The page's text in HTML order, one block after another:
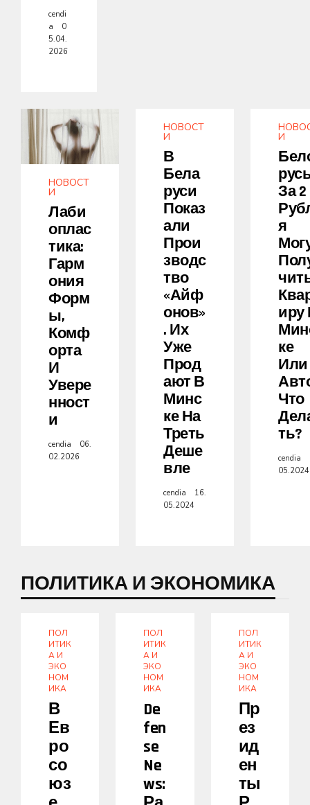
cendi
a
0
5.04.
2026
НОВОСТ
И
Лаби
Оплас
Тика:
Гарм
Ония
Форм
Ы,
Комф
Орта
И
Увере
Нност
И
cendia
06.
02.2026
НОВОСТ
И
В
Бела
Руси
Показ
Али
Прои
Зводс
Тво
«айф
Онов»
. Их
Уже
Прод
Ают В
Минс
Ке На
Треть
Деше
Вле
cendia
16.
05.2024
И
За 2
Я
Иру
Ке
Или
Что
Ть?
cendia
05.2024
ПОЛИТИКА И ЭКОНОМИКА
ПОЛ
ИТИК
А И
ЭКО
НОМ
ИКА
В
Ев
Ро
Со
Юз
ПОЛ
ИТИК
А И
ЭКО
НОМ
ИКА
De
Fen
Se
Ne
Ws:
ПОЛ
ИТИК
А И
ЭКО
НОМ
ИКА
Пр
Ез
Ид
Ен
Ты